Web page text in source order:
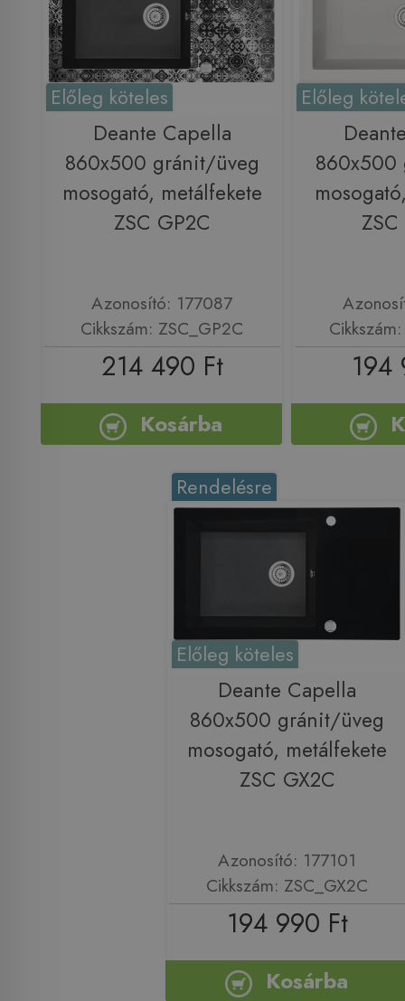
Előleg köteles
Deante Capella
860x500 gránit/üveg
mosogató, metálfekete
ZSC GP2C
Azonosító: 177087
Cikkszám: ZSC_GP2C
214 490 Ft
Kosárba
Előleg
194
Rendelésre
Előleg köteles
Deante Capella
860x500 gránit/üveg
mosogató, metálfekete
ZSC GX2C
Azonosító: 177101
Cikkszám: ZSC_GX2C
194 990 Ft
Kosárba